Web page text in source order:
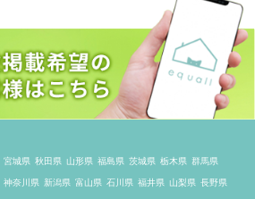
宮城県 秋田県 山形県 福島県 茨城県 栃木県 群馬県
神奈川県 新潟県 富山県 石川県 福井県 山梨県 長野県